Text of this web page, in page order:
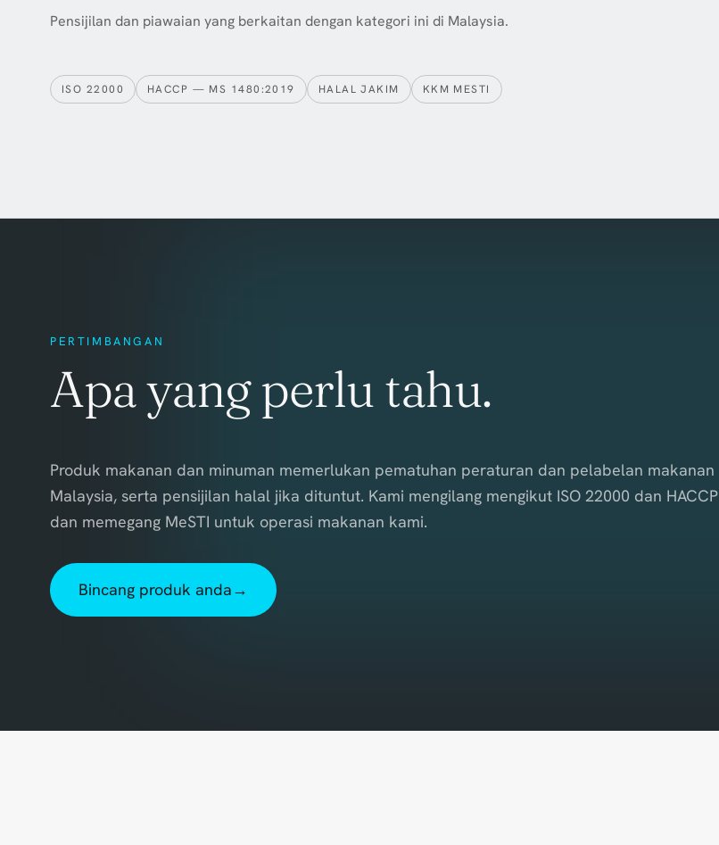
Pensijilan dan piawaian yang berkaitan dengan kategori ini di Malaysia.
ISO 22000 HACCP — MS 1480:2019 HALAL JAKIM KKM MESTI
PERTIMBANGAN
Apa yang perlu tahu.
Produk makanan dan minuman memerlukan pematuhan peraturan dan pelabelan makanan
Malaysia, serta pensijilan halal jika dituntut. Kami mengilang mengikut ISO 22000 dan HACCP
dan memegang MeSTI untuk operasi makanan kami.
Bincang produk anda→